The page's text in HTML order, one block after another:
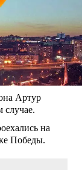
Артур
случае.
на
Победы.